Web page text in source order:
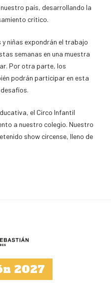
país, desarrollando la
crítico.
niñas expondrán el trabajo
semanas en una muestra
Por otra parte, los
podrán participar en esta
el Circo Infantil
a nuestro colegio. Nuestro
show circense, lleno de
2027